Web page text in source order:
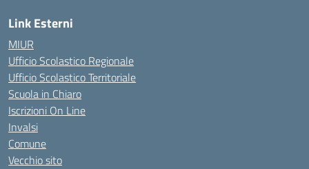
Link Esterni
MIUR
Ufficio Scolastico Regionale
Ufficio Scolastico Territoriale
Scuola in Chiaro
Iscrizioni On Line
Invalsi
Comune
Vecchio sito